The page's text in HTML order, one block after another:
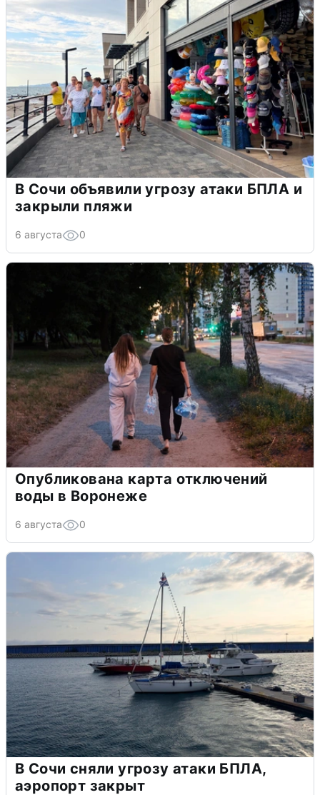
В Сочи объявили угрозу атаки БПЛА и
закрыли пляжи
6 августа 0
Опубликована карта отключений
воды в Воронеже
6 августа 0
В Сочи сняли угрозу атаки БПЛА,
аэропорт закрыт